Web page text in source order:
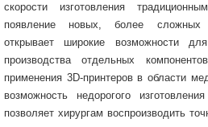
скорости изготовления
появление новых, более сложных
открывает широкие возможности
производства отдельных
применения 3D-принтеров в области
возможность недорогого
позволяет хирургам воспроизводить